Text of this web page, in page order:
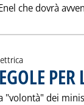
che dovrà
PER
"volontà" dei